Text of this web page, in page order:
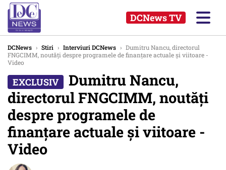
DCNews TV
DCNews › Stiri › Interviuri DCNews › Dumitru Nancu, directorul
FNGCIMM, noutăți despre programele de finanțare actuale și viitoare -
Video
Dumitru Nancu,
directorul FNGCIMM, noutăți
despre programele de
finanțare actuale și viitoare -
Video